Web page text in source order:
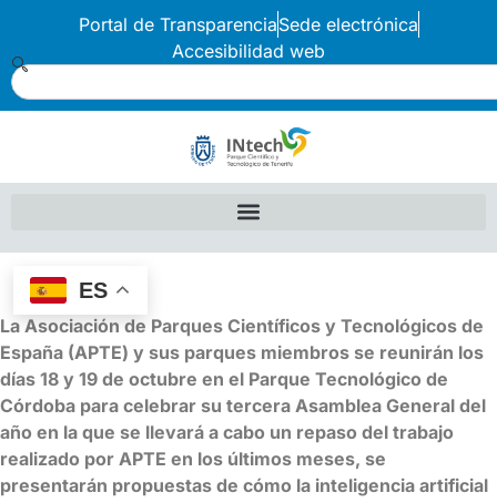
Portal de TransparenciaSede electrónica
Accesibilidad web
ES
La Asociación de Parques Científicos y Tecnológicos de
España (APTE) y sus parques miembros se reunirán los
días 18 y 19 de octubre en el Parque Tecnológico de
Córdoba para celebrar su tercera Asamblea General del
año en la que se llevará a cabo un repaso del trabajo
realizado por APTE en los últimos meses, se
presentarán propuestas de cómo la inteligencia artificial